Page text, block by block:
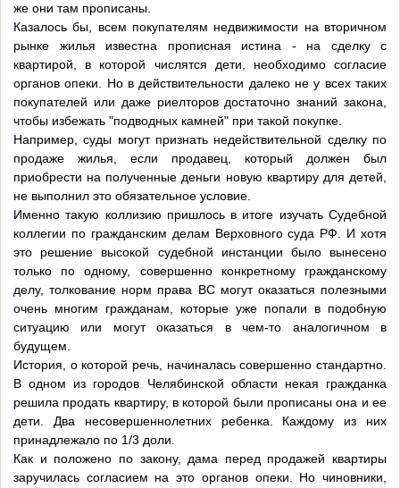
же они там прописаны.
Казалось бы, всем покупателям недвижимости на вторичном
рынке жилья известна прописная истина - на сделку с
квартирой, в которой числятся дети, необходимо согласие
органов опеки. Но в действительности далеко не у всех таких
покупателей или даже риелторов достаточно знаний закона,
чтобы избежать "подводных камней" при такой покупке.
Например, суды могут признать недействительной сделку по
продаже жилья, если продавец, который должен был
приобрести на полученные деньги новую квартиру для детей,
не выполнил это обязательное условие.
Именно такую коллизию пришлось в итоге изучать Судебной
коллегии по гражданским делам Верховного суда РФ. И хотя
это решение высокой судебной инстанции было вынесено
только по одному, совершенно конкретному гражданскому
делу, толкование норм права ВС могут оказаться полезными
очень многим гражданам, которые уже попали в подобную
ситуацию или могут оказаться в чем-то аналогичном в
будущем.
История, о которой речь, начиналась совершенно стандартно.
В одном из городов Челябинской области некая гражданка
решила продать квартиру, в которой были прописаны она и ее
дети. Два несовершеннолетних ребенка. Каждому из них
принадлежало по 1/3 доли.
Как и положено по закону, дама перед продажей квартиры
заручилась согласием на это органов опеки. Но чиновники,